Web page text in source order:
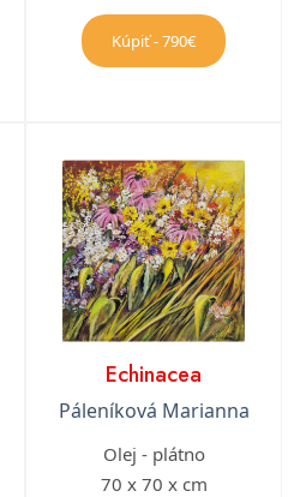
Kúpiť - 790€
Echinacea
Páleníková Marianna
Olej - plátno
70 x 70 x cm